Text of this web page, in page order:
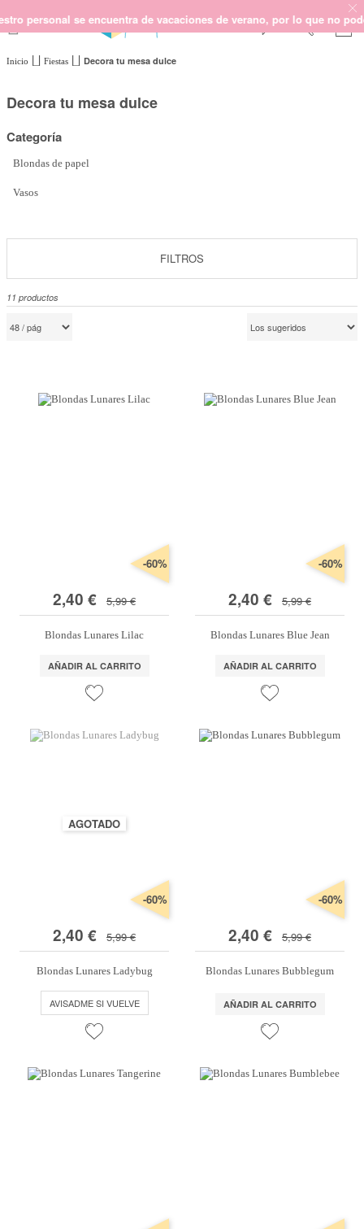
se encuentra de vacaciones de verano, por lo que no
Por Puntos
SCRAPBOOKING
MIXED MEDIA
CRAFT Y DIY
PAPELERÍA Y FIESTAS
Inicio Fiestas Decora tu mesa dulce
Decora tu mesa dulce
11 productos
2,40 € 5,99 €
-60%
Blondas Lunares Lilac
AÑADIR AL CARRITO
2,40 € 5,99 €
-60%
Blondas Lunares Blue Jean
AÑADIR AL CARRITO
AGOTADO
2,40 € 5,99 €
-60%
Blondas Lunares Ladybug
AVISADME SI VUELVE
2,40 € 5,99 €
-60%
Blondas Lunares Bubblegum
AÑADIR AL CARRITO
Categoría
Blondas de papel
Vasos
FILTROS